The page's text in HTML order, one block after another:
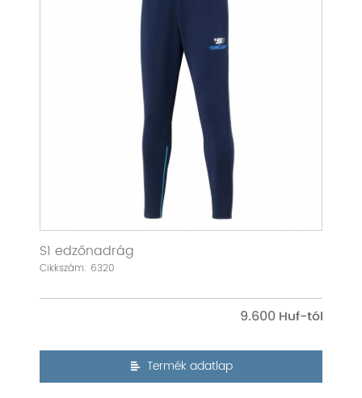
S1 edzőnadrág
Cikkszám: 6320
9.600
Termék adatlap